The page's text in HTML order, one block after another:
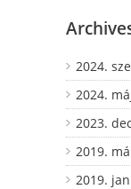
2024.
2024.
2023.
2019.
2019.